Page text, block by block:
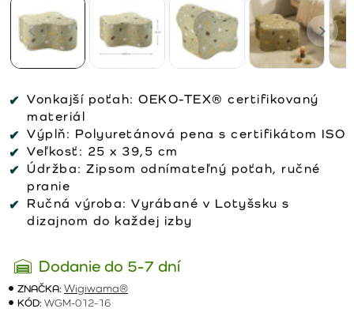
Vonkajší poťah: OEKO-TEX® certifikovaný
materiál
Výplň: Polyuretánová pena s certifikátom ISO
Veľkosť: 25 x 39,5 cm
Údržba: Zipsom odnímateľný poťah, ručné
pranie
Ručná výroba: Vyrábané v Lotyšsku s
dizajnom do každej izby
Dodanie do 5-7 dní
ZNAČKA:Wigiwama®
KÓD:WGM-012-16